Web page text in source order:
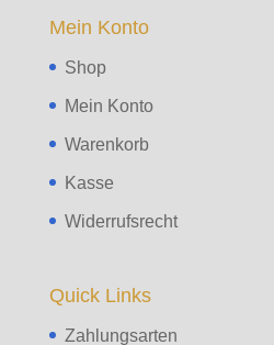
Mein Konto
Shop
Mein Konto
Warenkorb
Kasse
Widerrufsrecht
Quick Links
Zahlungsarten